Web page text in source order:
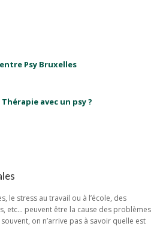
Psy Bruxelles
avec un psy ?
le stress au travail ou à l’école, des
etc… peuvent être la cause des problèmes
on n’arrive pas à savoir quelle est